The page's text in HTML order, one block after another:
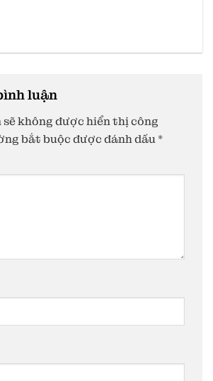
luận
sẽ không được hiển thị công
bắt buộc được đánh dấu*